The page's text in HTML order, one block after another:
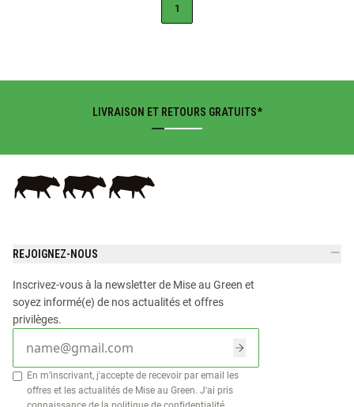
1
LIVRAISON ET RETOURS GRATUITS*
REJOIGNEZ-NOUS
Inscrivez-vous à la newsletter de Mise au Green et
soyez informé(e) de nos actualités et offres
privilèges.
E-mail
En m’inscrivant, j'accepte de recevoir par email les
offres et les actualités de Mise au Green. J'ai pris
connaissance de la politique de confidentialité